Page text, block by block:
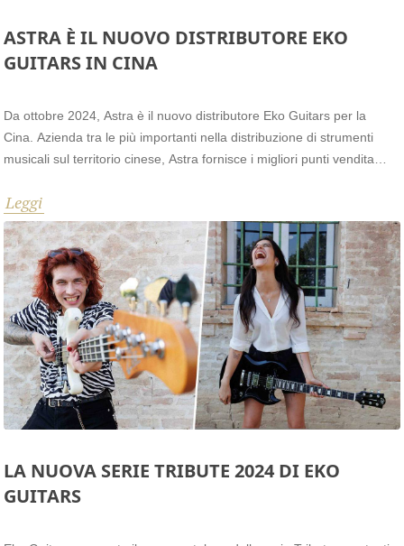
ASTRA È IL NUOVO DISTRIBUTORE EKO
GUITARS IN CINA
Da ottobre 2024, Astra è il nuovo distributore Eko Guitars per la
Cina. Azienda tra le più importanti nella distribuzione di strumenti
musicali sul territorio cinese, Astra fornisce i migliori punti vendita
Leggi
LA NUOVA SERIE TRIBUTE 2024 DI EKO
GUITARS